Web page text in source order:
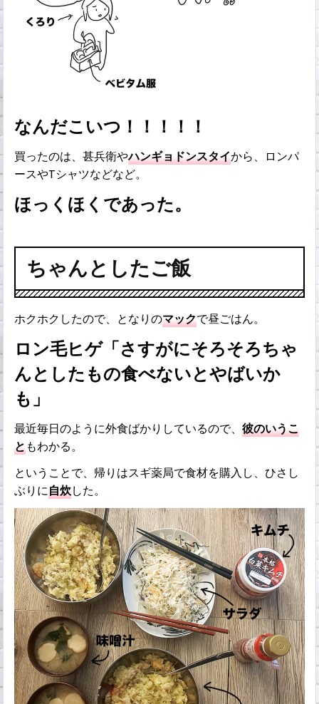
なんだこいつ！！！！！
買ったのは、甚兵衛やハンギョドンスタイから、ロンパ
ースやTシャツなどなど。
ほっくほくであった。
ちゃんとしたご飯
ホクホクしたので、となりのマックで昼ごはん。
ロン毛ヒゲ「さすがにそろそろちゃ
んとしたもの食べないとやばいか
も」
最近毎日のように外食ばかりしているので、彼のいうこ
ともわかる。
ということで、帰りはスギ薬局で食材を購入し、ひさし
ぶりに自炊した。